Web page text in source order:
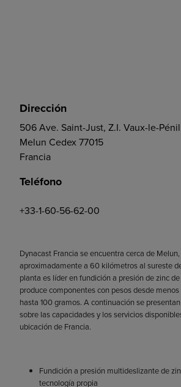
Dirección
506 Ave. Saint-Just, Z.I. Vaux-le-
Melun Cedex 77015
Francia
Teléfono
+33-1-60-56-62-00
Dynacast Francia se encuentra cerca de Melun,
aproximadamente a 60 kilómetros al sureste
planta es líder en fundición a presión de zinc
produce componentes con pesos desde
hasta 100 gramos. A continuación se
sobre las capacidades y los servicios
ubicación de Francia.
Fundición a presión multideslizante de
tecnología propia